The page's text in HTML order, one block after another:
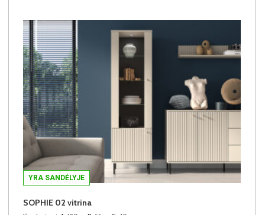
YRA SANDĖLYJE
SOPHIE 02 vitrina